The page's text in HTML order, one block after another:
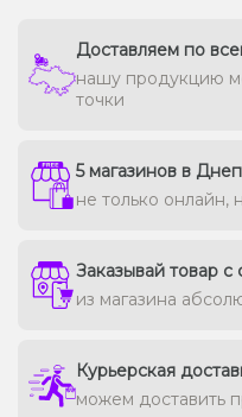
Доставляем по
нашу продукцию
точки
5 магазинов в
не только онлайн,
Заказывай товар
из магазина
Курьерская
можем доставить